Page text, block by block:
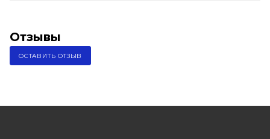
Отзывы
ОСТАВИТЬ ОТЗЫВ